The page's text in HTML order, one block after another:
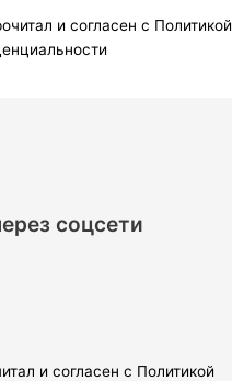
и согласен с Политикой
соцсети
и согласен с Политикой